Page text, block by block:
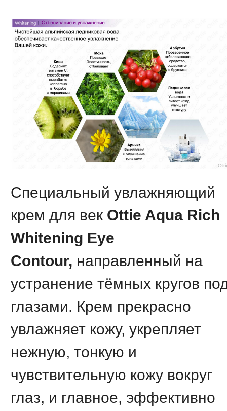
Специальный увлажняющий
крем для век Ottie Aqua Rich
Whitening Eye
Contour, направленный на
устранение тёмных кругов
глазами. Крем прекрасно
увлажняет кожу, укрепляет
нежную, тонкую и
чувствительную кожу вокруг
глаз, и главное, эффективно